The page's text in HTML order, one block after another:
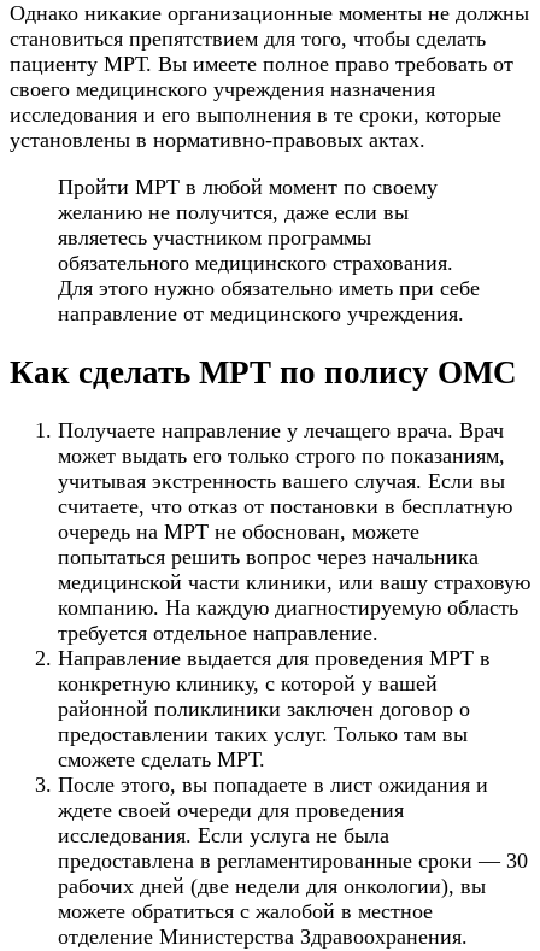
Однако никакие организационные моменты не должны
становиться препятствием для того, чтобы сделать
пациенту МРТ. Вы имеете полное право требовать от
своего медицинского учреждения назначения
исследования и его выполнения в те сроки, которые
установлены в нормативно-правовых актах.
Пройти МРТ в любой момент по своему
желанию не получится, даже если вы
являетесь участником программы
обязательного медицинского страхования.
Для этого нужно обязательно иметь при себе
направление от медицинского учреждения.
Как сделать МРТ по полису ОМС
Получаете направление у лечащего врача. Врач
может выдать его только строго по показаниям,
учитывая экстренность вашего случая. Если вы
считаете, что отказ от постановки в бесплатную
очередь на МРТ не обоснован, можете
попытаться решить вопрос через начальника
медицинской части клиники, или вашу страховую
компанию. На каждую диагностируемую область
требуется отдельное направление.
Направление выдается для проведения МРТ в
конкретную клинику, с которой у вашей
районной поликлиники заключен договор о
предоставлении таких услуг. Только там вы
сможете сделать МРТ.
После этого, вы попадаете в лист ожидания и
ждете своей очереди для проведения
исследования. Если услуга не была
предоставлена в регламентированные сроки — 30
рабочих дней (две недели для онкологии), вы
можете обратиться с жалобой в местное
отделение Министерства Здравоохранения.